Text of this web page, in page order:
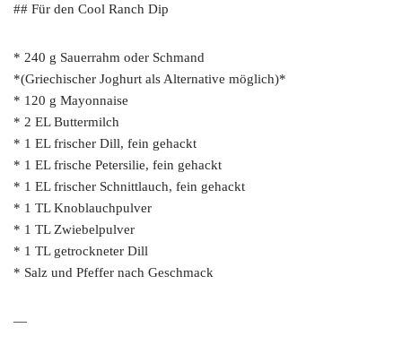
## Für den Cool Ranch Dip
* 240 g Sauerrahm oder Schmand
*(Griechischer Joghurt als Alternative möglich)*
* 120 g Mayonnaise
* 2 EL Buttermilch
* 1 EL frischer Dill, fein gehackt
* 1 EL frische Petersilie, fein gehackt
* 1 EL frischer Schnittlauch, fein gehackt
* 1 TL Knoblauchpulver
* 1 TL Zwiebelpulver
* 1 TL getrockneter Dill
* Salz und Pfeffer nach Geschmack
—